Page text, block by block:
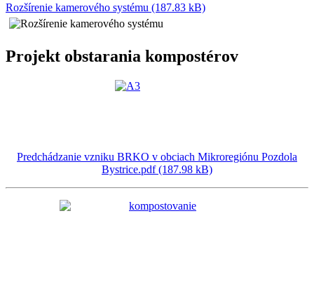
Rozšírenie kamerového systému (187.83 kB)
Projekt obstarania kompostérov
Predchádzanie vzniku BRKO v obciach Mikroregiónu Pozdola
Bystrice.pdf (187.98 kB)